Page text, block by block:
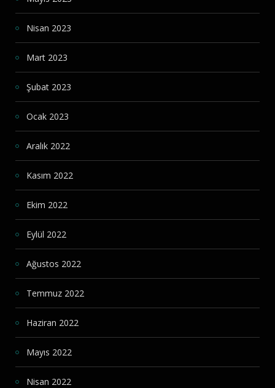
Nisan 2023
Mart 2023
Şubat 2023
Ocak 2023
Aralık 2022
Kasım 2022
Ekim 2022
Eylül 2022
Ağustos 2022
Temmuz 2022
Haziran 2022
Mayıs 2022
Nisan 2022